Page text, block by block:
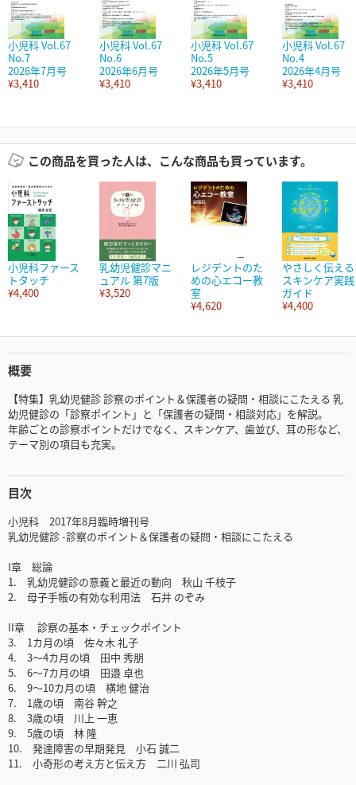
小児科 Vol.67
No.7
2026年7月号
¥3,410
小児科 Vol.67
No.6
2026年6月号
¥3,410
小児科 Vol.67
No.5
2026年5月号
¥3,410
小児科 Vol.67
No.4
2026年4月号
¥3,410
この商品を買った人は、こんな商品も買っています。
小児科ファース
トタッチ
¥4,400
乳幼児健診マニ
ュアル 第7版
¥3,520
レジデントのた
めの心エコー教
室
¥4,620
やさしく伝える
スキンケア実践
ガイド
¥4,400
概要
【特集】乳幼児健診 診察のポイント＆保護者の疑問・相談にこたえる 乳
幼児健診の「診察ポイント」と「保護者の疑問・相談対応」を解説。
年齢ごとの診察ポイントだけでなく、スキンケア、歯並び、耳の形など、
テーマ別の項目も充実。
目次
小児科 2017年8月臨時増刊号
乳幼児健診 -診察のポイント＆保護者の疑問・相談にこたえる
I章 総論
1. 乳幼児健診の意義と最近の動向 秋山 千枝子
2. 母子手帳の有効な利用法 石井 のぞみ
II章 診察の基本・チェックポイント
3. 1カ月の頃 佐々木 礼子
4. 3～4カ月の頃 田中 秀朋
5. 6～7カ月の頃 田邉 卓也
6. 9～10カ月の頃 横地 健治
7. 1歳の頃 南谷 幹之
8. 3歳の頃 川上 一恵
9. 5歳の頃 林 隆
10. 発達障害の早期発見 小石 誠二
11. 小奇形の考え方と伝え方 二川 弘司